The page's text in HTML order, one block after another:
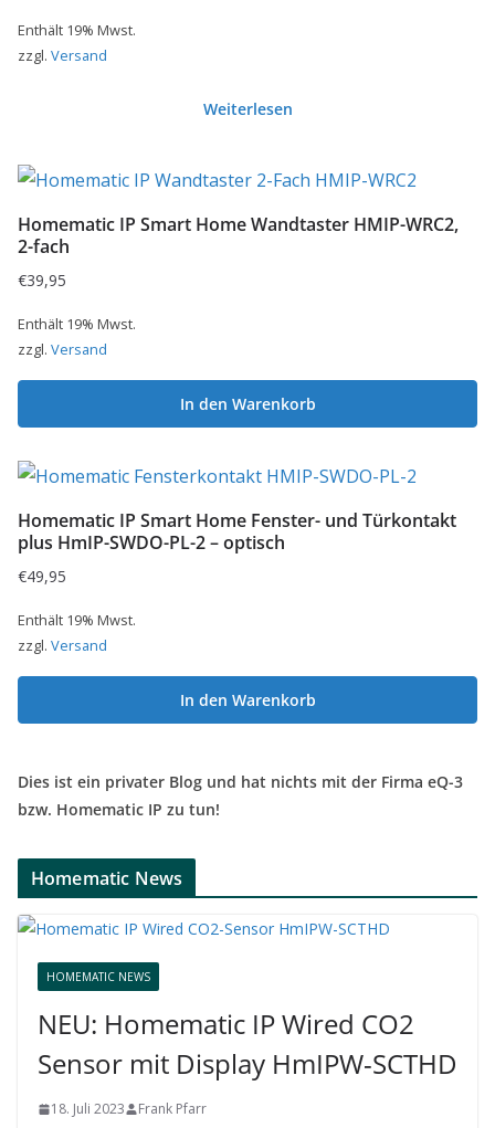
Enthält 19% Mwst.
zzgl. Versand
Weiterlesen
Homematic IP Smart Home Wandtaster HMIP-WRC2,
2-fach
€39,95
Enthält 19% Mwst.
zzgl. Versand
In den Warenkorb
Homematic IP Smart Home Fenster- und Türkontakt
plus HmIP-SWDO-PL-2 – optisch
€49,95
Enthält 19% Mwst.
zzgl. Versand
In den Warenkorb
Dies ist ein privater Blog und hat nichts mit der Firma eQ-3
bzw. Homematic IP zu tun!
Homematic News
HOMEMATIC NEWS
NEU: Homematic IP Wired CO2
Sensor mit Display HmIPW-SCTHD
18. Juli 2023 Frank Pfarr